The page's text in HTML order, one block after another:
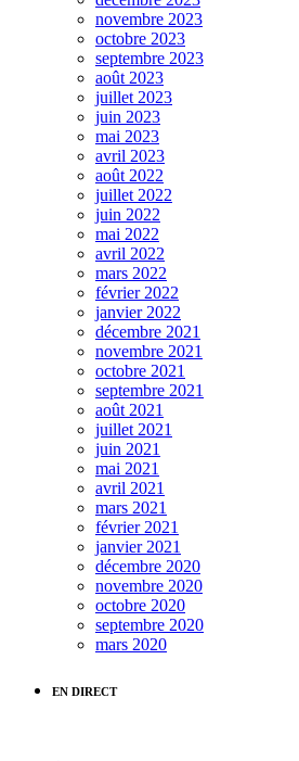
novembre 2023
octobre 2023
septembre 2023
août 2023
juillet 2023
juin 2023
mai 2023
avril 2023
août 2022
juillet 2022
juin 2022
mai 2022
avril 2022
mars 2022
février 2022
janvier 2022
décembre 2021
novembre 2021
octobre 2021
septembre 2021
août 2021
juillet 2021
juin 2021
mai 2021
avril 2021
mars 2021
février 2021
janvier 2021
décembre 2020
novembre 2020
octobre 2020
septembre 2020
mars 2020
EN DIRECT